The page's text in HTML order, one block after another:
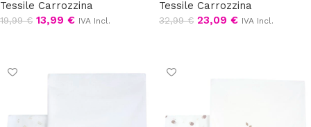
Tessile Carrozzina
19,99€ 13,99 € IVA Incl.
Tessile Carrozzina
32,99€ 23,09 € IVA Incl.